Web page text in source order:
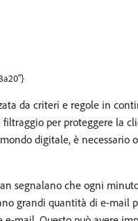
da criteri e regole in
per proteggere la
digitale, è necessario
segnalano che ogni
grandi quantità di e-mail